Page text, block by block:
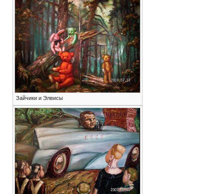
Зайчики и Элвисы